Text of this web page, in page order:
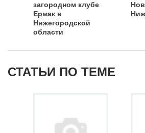
загородном клубе
Ермак в
Нижегородской
области
СТАТЬИ ПО ТЕМЕ